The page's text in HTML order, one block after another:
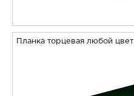
Планка торцевая любой цвет